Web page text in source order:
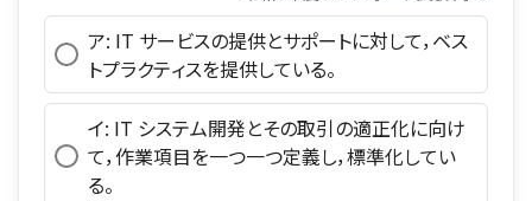
ア: IT サービスの提供とサポートに対して，ベス
トプラクティスを提供している。
イ: IT システム開発とその取引の適正化に向け
て，作業項目を一つ一つ定義し，標準化してい
る。